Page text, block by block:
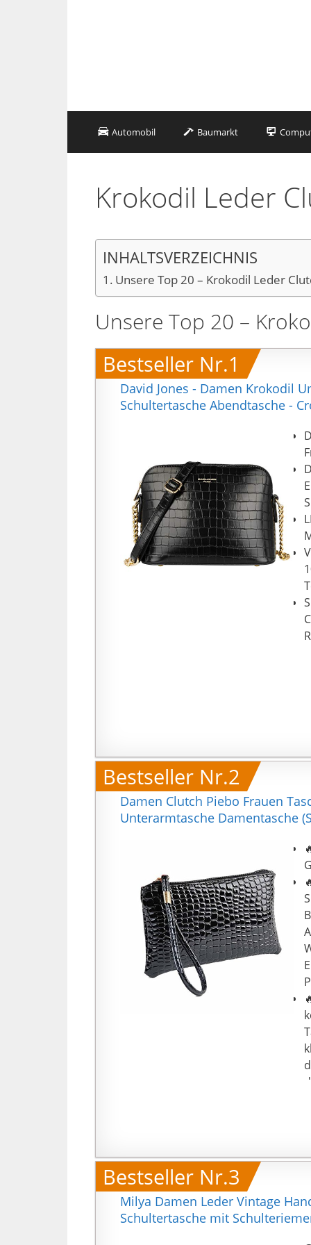
Automobil Baumarkt
Krokodil Leder
INHALTSVERZEICHNIS
Unsere Top 20 – Krokodil Leder
Unsere Top 20 –
Bestseller Nr.1
David Jones - Damen Krokodil
Schultertasche Abendtasche -
Bestseller Nr.2
Damen Clutch Piebo Frauen
Unterarmtasche Damentasche
Bestseller Nr.3
Milya Damen Leder Vintage
Schultertasche mit